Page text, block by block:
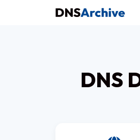
DNS